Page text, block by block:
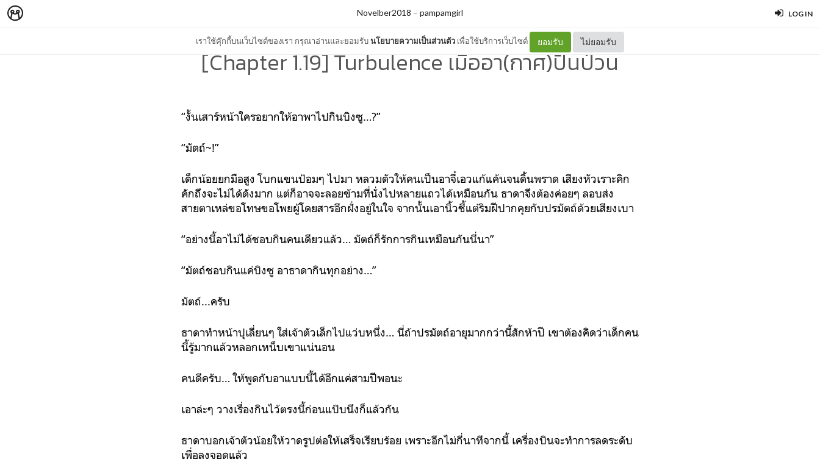
LOG IN
เราใช้คุ๊กกี้บนเว็บไซต์ของเรา กรุณาอ่านและยอมรับนโยบายความเป็นส่วนตัว เพื่อใช้บริการเว็บไซต์ ยอมรับ ไม่ยอมรับ
Novelber2018 – pampamgirl
[Chapter 1.19] Turbulence เมื่ออา(กาศ)ปั่นป่วน
“งั้นเสาร์หน้าใครอยากให้อาพาไปกินบิงซู…?”
“มัตถ์~!”
เด็กน้อยยกมือสูง โบกแขนป้อมๆ ไปมา หลวมตัวให้คนเป็นอาจี๋เอวแก้แค้นจนดิ้นพราด เสียงหัวเราะคิก
คักถึงจะไม่ได้ดังมาก แต่ก็อาจจะลอยข้ามที่นั่งไปหลายแถวได้เหมือนกัน ธาดาจึงต้องค่อยๆ ลอบส่ง
สายตาเหล่ขอโทษขอโพยผู้โดยสารอีกฝั่งอยู่ในใจ จากนั้นเอานิ้วชี้แต่ริมฝีปากคุยกับปรมัตถ์ด้วยเสียงเบา
“อย่างนี้อาไม่ได้ชอบกินคนเดียวแล้ว… มัตถ์ก็รักการกินเหมือนกันนี่นา”
“มัตถ์ชอบกินแค่บิงซู อาธาดากินทุกอย่าง…”
มัตถ์...ครับ
ธาดาทำหน้าปุเลี่ยนๆ ใส่เจ้าตัวเล็กไปแว่บหนึ่ง… นี่ถ้าปรมัตถ์อายุมากกว่านี้สักห้าปี เขาต้องคิดว่าเด็กคน
นี้รู้มากแล้วหลอกเหน็บเขาแน่นอน
คนดีครับ… ให้พูดกับอาแบบนี้ได้อีกแค่สามปีพอนะ
เอาล่ะๆ วางเรื่องกินไว้ตรงนี้ก่อนแป๊บนึงก็แล้วกัน
ธาดาบอกเจ้าตัวน้อยให้วาดรูปต่อให้เสร็จเรียบร้อย เพราะอีกไม่กี่นาทีจากนี้ เครื่องบินจะทำการลดระดับ
เพื่อลงจอดแล้ว